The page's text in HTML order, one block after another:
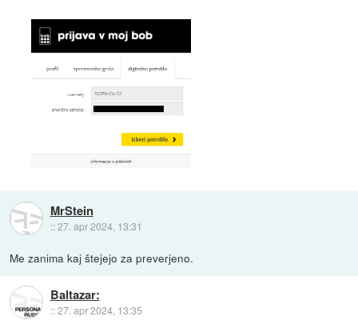
MrStein
::27. apr 2024, 13:31
Me zanima kaj štejejo za preverjeno.
Baltazar:
::27. apr 2024, 13:35